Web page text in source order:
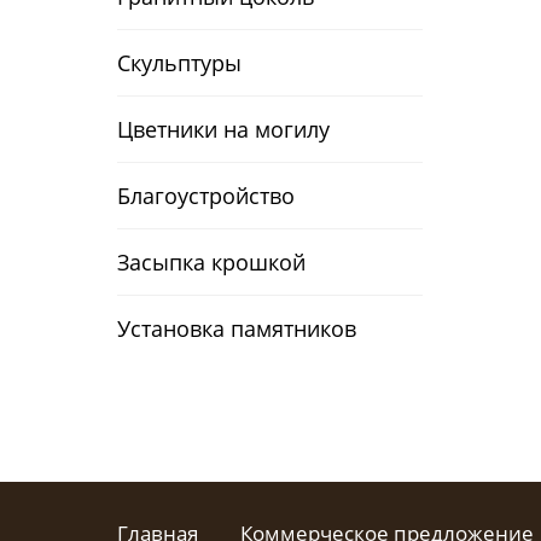
Скульптуры
Цветники на могилу
Благоустройство
Засыпка крошкой
Установка памятников
Главная Коммерческое предложение